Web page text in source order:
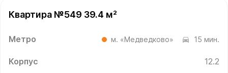
Квартира №549 39.4 м²
Метро м. «Медведково» 15 мин.
Корпус 12.2